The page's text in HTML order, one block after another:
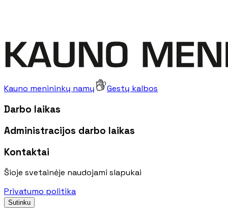
Kauno menininkų namų Gestų kalbos
Darbo laikas
Administracijos darbo laikas
Kontaktai
Šioje svetainėje naudojami slapukai
Privatumo politika
Sutinku